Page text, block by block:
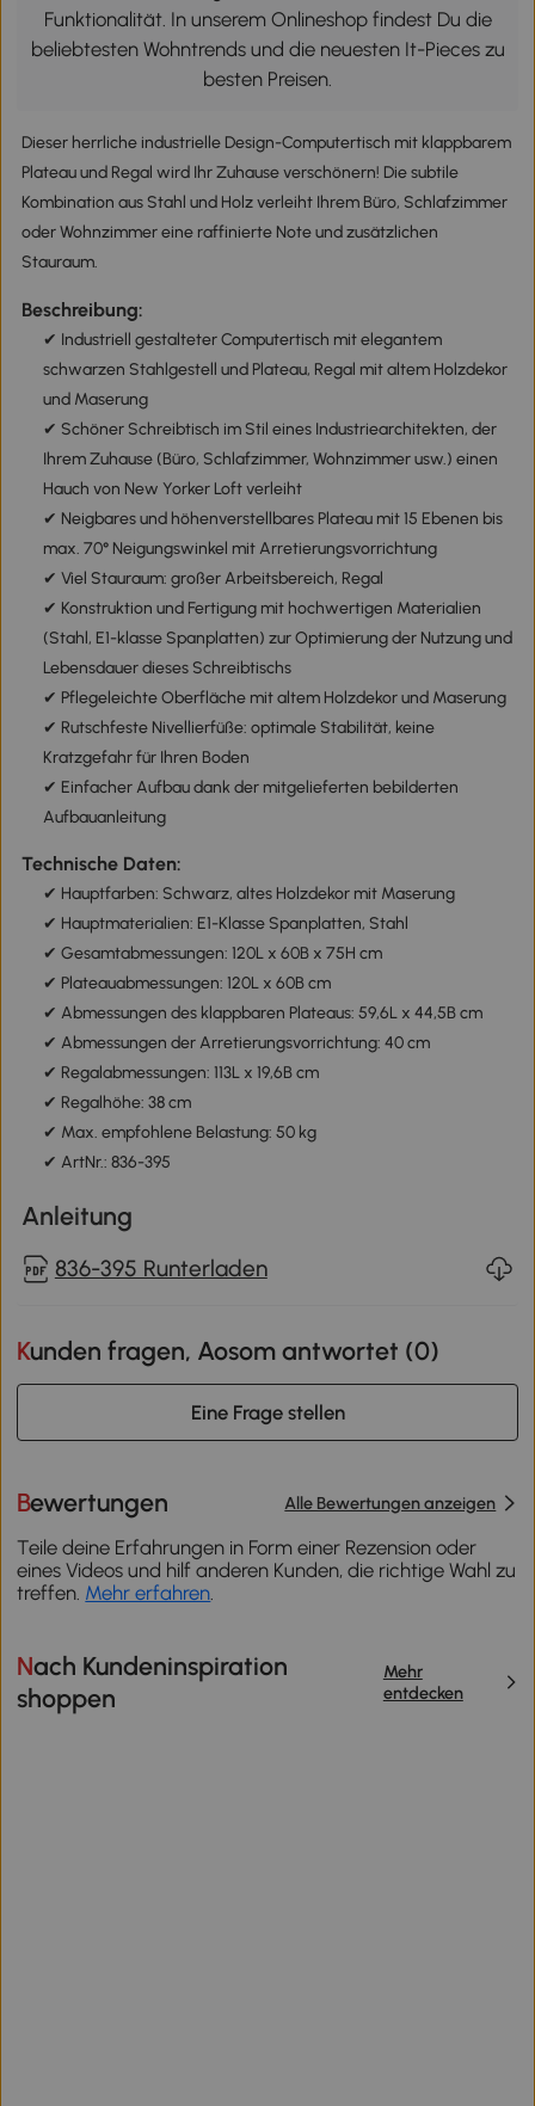
Funktionalität. In unserem Onlineshop findest Du die
beliebtesten Wohntrends und die neuesten It-Pieces zu
besten Preisen.
Dieser herrliche industrielle Design-Computertisch mit klappbarem
Plateau und Regal wird Ihr Zuhause verschönern! Die subtile
Kombination aus Stahl und Holz verleiht Ihrem Büro, Schlafzimmer
oder Wohnzimmer eine raffinierte Note und zusätzlichen
Stauraum.
Beschreibung:
✔ Industriell gestalteter Computertisch mit elegantem
schwarzen Stahlgestell und Plateau, Regal mit altem Holzdekor
und Maserung
✔ Schöner Schreibtisch im Stil eines Industriearchitekten, der
Ihrem Zuhause (Büro, Schlafzimmer, Wohnzimmer usw.) einen
Hauch von New Yorker Loft verleiht
✔ Neigbares und höhenverstellbares Plateau mit 15 Ebenen bis
max. 70° Neigungswinkel mit Arretierungsvorrichtung
✔ Viel Stauraum: großer Arbeitsbereich, Regal
✔ Konstruktion und Fertigung mit hochwertigen Materialien
(Stahl, E1-klasse Spanplatten) zur Optimierung der Nutzung und
Lebensdauer dieses Schreibtischs
✔ Pflegeleichte Oberfläche mit altem Holzdekor und Maserung
✔ Rutschfeste Nivellierfüße: optimale Stabilität, keine
Kratzgefahr für Ihren Boden
✔ Einfacher Aufbau dank der mitgelieferten bebilderten
Aufbauanleitung
Technische Daten:
✔ Hauptfarben: Schwarz, altes Holzdekor mit Maserung
✔ Hauptmaterialien: E1-Klasse Spanplatten, Stahl
✔ Gesamtabmessungen: 120L x 60B x 75H cm
✔ Plateauabmessungen: 120L x 60B cm
✔ Abmessungen des klappbaren Plateaus: 59,6L x 44,5B cm
✔ Abmessungen der Arretierungsvorrichtung: 40 cm
✔ Regalabmessungen: 113L x 19,6B cm
✔ Regalhöhe: 38 cm
✔ Max. empfohlene Belastung: 50 kg
✔ ArtNr.: 836-395
Anleitung
836-395 Runterladen
Kunden fragen, Aosom antwortet (0)
Eine Frage stellen
Bewertungen Alle Bewertungen anzeigen
Teile deine Erfahrungen in Form einer Rezension oder
eines Videos und hilf anderen Kunden, die richtige Wahl zu
treffen. Mehr erfahren
Nach Kundeninspiration
shoppen
Mehr
entdecken